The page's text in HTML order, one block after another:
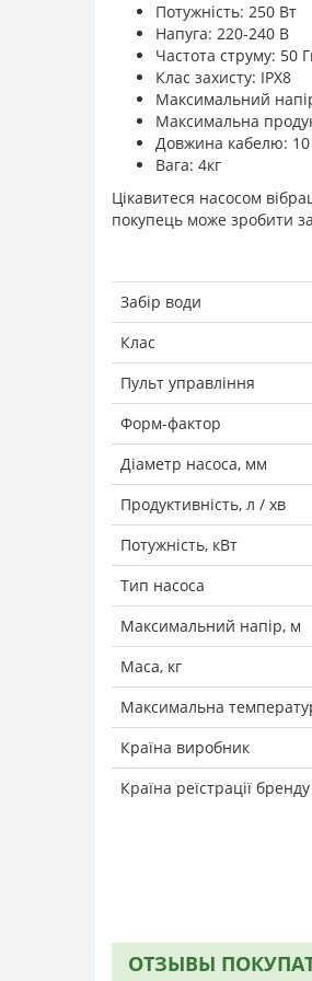
Потужність: 250 Вт
Напуга: 220-240 В
Частота струму: 50
Клас захисту: ІРХ8
Максимальний
Максимальна
Довжина кабелю:
Вага: 4кг
Цікавитеся насосом
покупець може зробити
Забір води
Клас
Пульт управління
Форм-фактор
Діаметр насоса, мм
Продуктивність, л / хв
Потужність, кВт
Тип насоса
Максимальний напір, м
Маса, кг
Максимальна
Країна виробник
Країна реїстрації бренду
ОТЗЫВЫ